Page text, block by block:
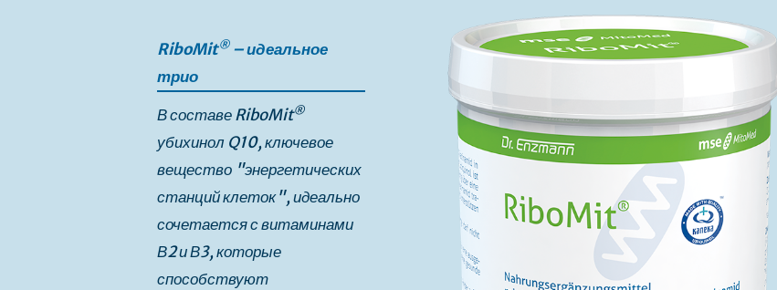
RiboMit®– идеальное
трио
В составе RiboMit®
убихинол Q10, ключевое
вещество "энергетических
станций клеток", идеально
сочетается с витаминами
В2 и В3, которые
способствуют